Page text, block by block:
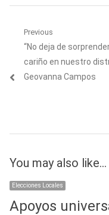
Navegación
de
entradas
Previous
Previous
post:
“No deja de
cariño en nuestro
Geovanna Campos
You may also like...
Elecciones Locales
Apoyos